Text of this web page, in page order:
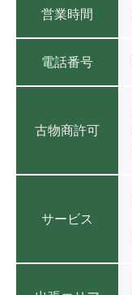
営業時間
電話番号
古物商許可
サービス